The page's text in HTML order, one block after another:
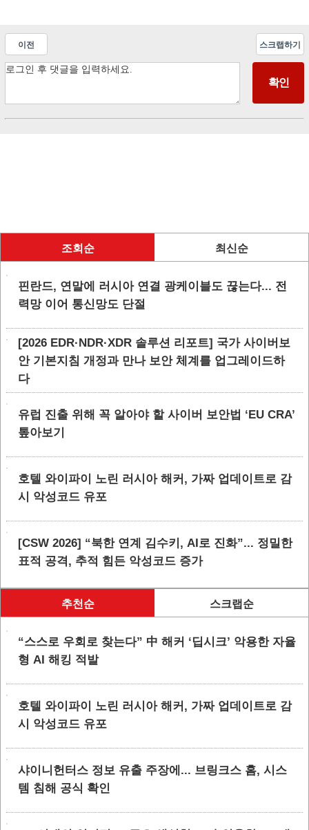
이전 스크랩하기
조회순 최신순
핀란드, 연말에 러시아 연결 광케이블도 끊는다... 전
력망 이어 통신망도 단절
[2026 EDR·NDR·XDR 솔루션 리포트] 국가 사이버보
안 기본지침 개정과 만나 보안 체계를 업그레이드하
다
유럽 진출 위해 꼭 알아야 할 사이버 보안법 ‘EU CRA’
톺아보기
호텔 와이파이 노린 러시아 해커, 가짜 업데이트로 감
시 악성코드 유포
[CSW 2026] “북한 연계 김수키, AI로 진화”... 정밀한
표적 공격, 추적 힘든 악성코드 증가
추천순 스크랩순
“스스로 우회로 찾는다” 中 해커 ‘딥시크’ 악용한 자율
형 AI 해킹 적발
호텔 와이파이 노린 러시아 해커, 가짜 업데이트로 감
시 악성코드 유포
샤이니헌터스 정보 유출 주장에... 브링크스 홈, 시스
템 침해 공식 확인